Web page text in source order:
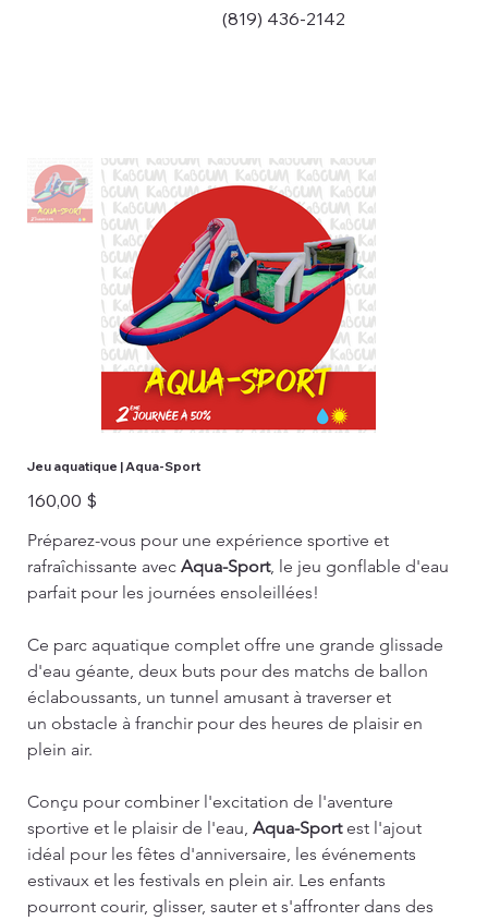
(819) 436-2142
Jeu aquatique | Aqua-Sport
Prix
160,00 $
Préparez-vous pour une expérience sportive et
rafraîchissante avec Aqua-Sport, le jeu gonflable d'eau
parfait pour les journées ensoleillées!
Ce parc aquatique complet offre une grande glissade
d'eau géante, deux buts pour des matchs de ballon
éclaboussants, un tunnel amusant à traverser et
un obstacle à franchir pour des heures de plaisir en
plein air.
Conçu pour combiner l'excitation de l'aventure
sportive et le plaisir de l'eau, Aqua-Sport est l'ajout
idéal pour les fêtes d'anniversaire, les événements
estivaux et les festivals en plein air. Les enfants
pourront courir, glisser, sauter et s'affronter dans des